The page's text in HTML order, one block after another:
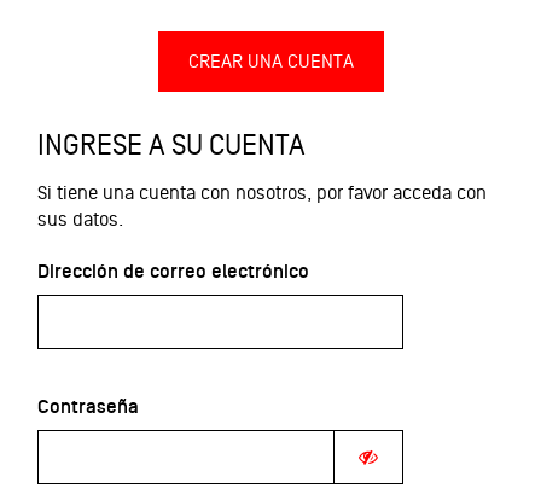
CREAR UNA CUENTA
INGRESE A SU CUENTA
Si tiene una cuenta con nosotros, por favor acceda con
sus datos.
Dirección de correo electrónico
Contraseña